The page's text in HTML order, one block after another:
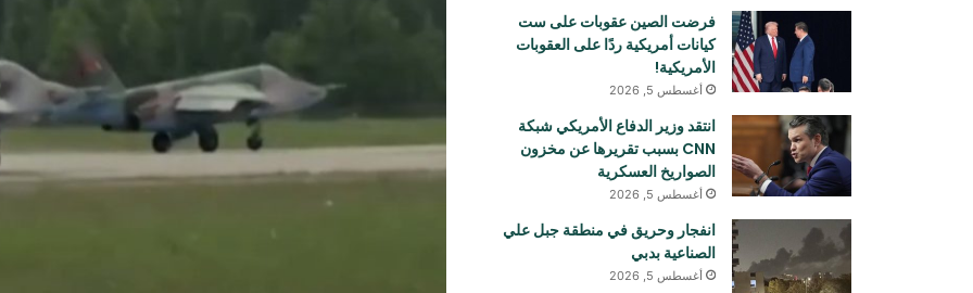
فرضت الصين عقوبات على ست
كيانات أمريكية ردًا على العقوبات
الأمريكية!
أغسطس 5, 2026
انتقد وزير الدفاع الأمريكي شبكة
CNN بسبب تقريرها عن مخزون
الصواريخ العسكرية
أغسطس 5, 2026
انفجار وحريق في منطقة جبل علي
الصناعية بدبي
أغسطس 5, 2026